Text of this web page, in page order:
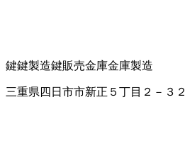
鍵鍵製造鍵販売金庫金庫製造
三重県四日市市新正５丁目２－３２